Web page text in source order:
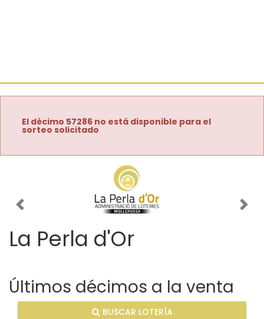
El décimo 57286 no está disponible para el
sorteo solicitado
Imagen anterior
La Perla d'Or
Últimos décimos a la venta
BUSCAR LOTERÍA